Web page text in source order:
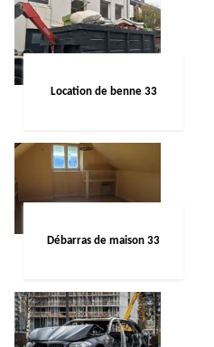
Location de benne 33
Débarras de maison 33